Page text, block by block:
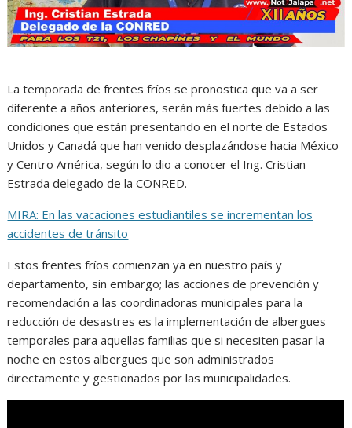
La temporada de frentes fríos se pronostica que va a ser
diferente a años anteriores, serán más fuertes debido a las
condiciones que están presentando en el norte de Estados
Unidos y Canadá que han venido desplazándose hacia México
y Centro América, según lo dio a conocer el Ing. Cristian
Estrada delegado de la CONRED.
MIRA: En las vacaciones estudiantiles se incrementan los
accidentes de tránsito
Estos frentes fríos comienzan ya en nuestro país y
departamento, sin embargo; las acciones de prevención y
recomendación a las coordinadoras municipales para la
reducción de desastres es la implementación de albergues
temporales para aquellas familias que si necesiten pasar la
noche en estos albergues que son administrados
directamente y gestionados por las municipalidades.